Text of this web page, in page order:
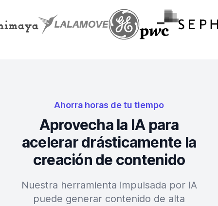
Ahorra horas de tu tiempo
Aprovecha la IA para
acelerar drásticamente la
creación de contenido
Nuestra herramienta impulsada por IA
puede generar contenido de alta